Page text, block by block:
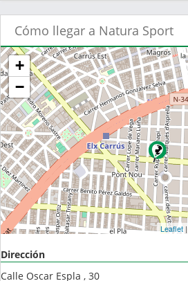
Cómo llegar a Natura Sport
+
−
Leaflet|
Dirección
Calle Oscar Espla , 30